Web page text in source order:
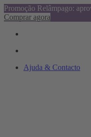
Promoção Relâmpago:
Comprar agora
Ajuda & Contacto